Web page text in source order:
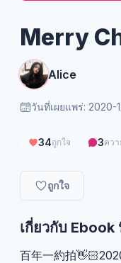
Merry
Alice
วันที่เผยแพร่: 2020-
34ถูกใจ 3คว
ถูกใจ
เกี่ยวกับ Ebook
百年一約拍